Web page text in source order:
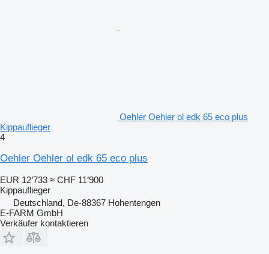
Oehler Oehler ol edk 65 eco plus
Kippauflieger
4
Oehler Oehler ol edk 65 eco plus
EUR 12’733 ≈ CHF 11’900
Kippauflieger
Deutschland, De-88367 Hohentengen
E-FARM GmbH
Verkäufer kontaktieren